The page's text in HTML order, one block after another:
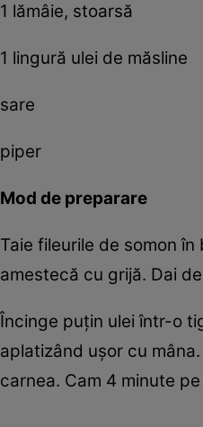
1 lămâie, stoarsă
1 lingură ulei de măsline
sare
piper
Mod de preparare
Taie fileurile de somon
amestecă cu grijă. Dai
Încinge puţin ulei într-o
aplatizând uşor cu
carnea. Cam 4 minute